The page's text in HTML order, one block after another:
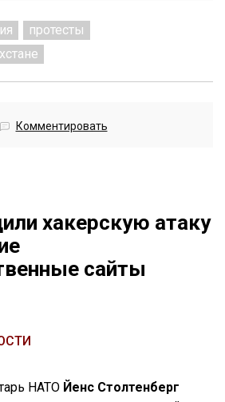
протесты
Комментировать
хакерскую атаку
сайты
НАТО Йенс Столтенберг